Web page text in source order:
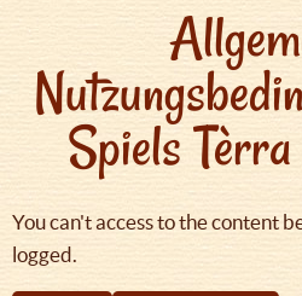
Spiels
You can't access to the content
logged.